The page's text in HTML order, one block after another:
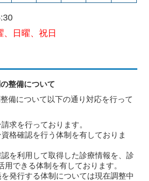
、日曜、祝日
整備について
備について以下の通り対応を行って
求を行っております。
資格確認を行う体制を有しておりま
認を利用して取得した診療情報を、診
用できる体制を有しております。
を発行する体制については現在調整中